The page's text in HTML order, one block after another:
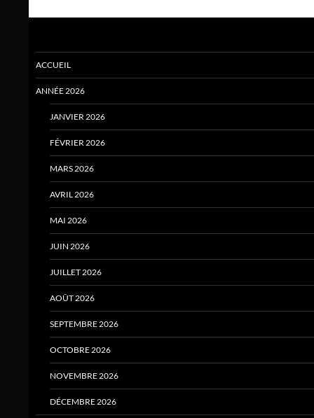
ACCUEIL
ANNÉE 2026
JANVIER 2026
FÉVRIER 2026
MARS 2026
AVRIL 2026
MAI 2026
JUIN 2026
JUILLET 2026
AOÛT 2026
SEPTEMBRE 2026
OCTOBRE 2026
NOVEMBRE 2026
DÉCEMBRE 2026